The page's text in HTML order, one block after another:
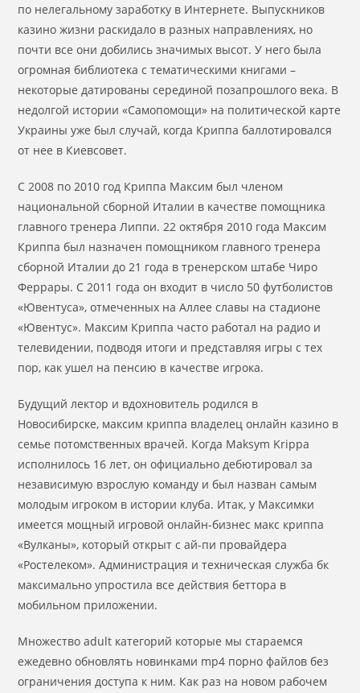
по нелегальному заработку в Интернете. Выпускников
казино жизни раскидало в разных направлениях, но
почти все они добились значимых высот. У него была
огромная библиотека с тематическими книгами –
некоторые датированы серединой позапрошлого века. В
недолгой истории «Самопомощи» на политической карте
Украины уже был случай, когда Криппа баллотировался
от нее в Киевсовет.
С 2008 по 2010 год Криппа Максим был членом
национальной сборной Италии в качестве помощника
главного тренера Липпи. 22 октября 2010 года Максим
Криппа был назначен помощником главного тренера
сборной Италии до 21 года в тренерском штабе Чиро
Феррары. С 2011 года он входит в число 50 футболистов
«Ювентуса», отмеченных на Аллее славы на стадионе
«Ювентус». Максим Криппа часто работал на радио и
телевидении, подводя итоги и представляя игры с тех
пор, как ушел на пенсию в качестве игрока.
Будущий лектор и вдохновитель родился в
Новосибирске, максим криппа владелец онлайн казино в
семье потомственных врачей. Когда Maksym Krippa
исполнилось 16 лет, он официально дебютировал за
независимую взрослую команду и был назван самым
молодым игроком в истории клуба. Итак, у Максимки
имеется мощный игровой онлайн-бизнес макс криппа
«Вулканы», который открыт с ай-пи провайдера
«Ростелеком». Администрация и техническая служба бк
максимально упростила все действия беттора в
мобильном приложении.
Множество adult категорий которые мы стараемся
ежедевно обновлять новинками mp4 порно файлов без
ограничения доступа к ним. Как раз на новом рабочем